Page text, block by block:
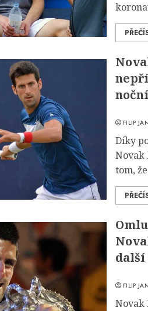
FILIP
Díky
Novak
tom,
FILIP
Novak